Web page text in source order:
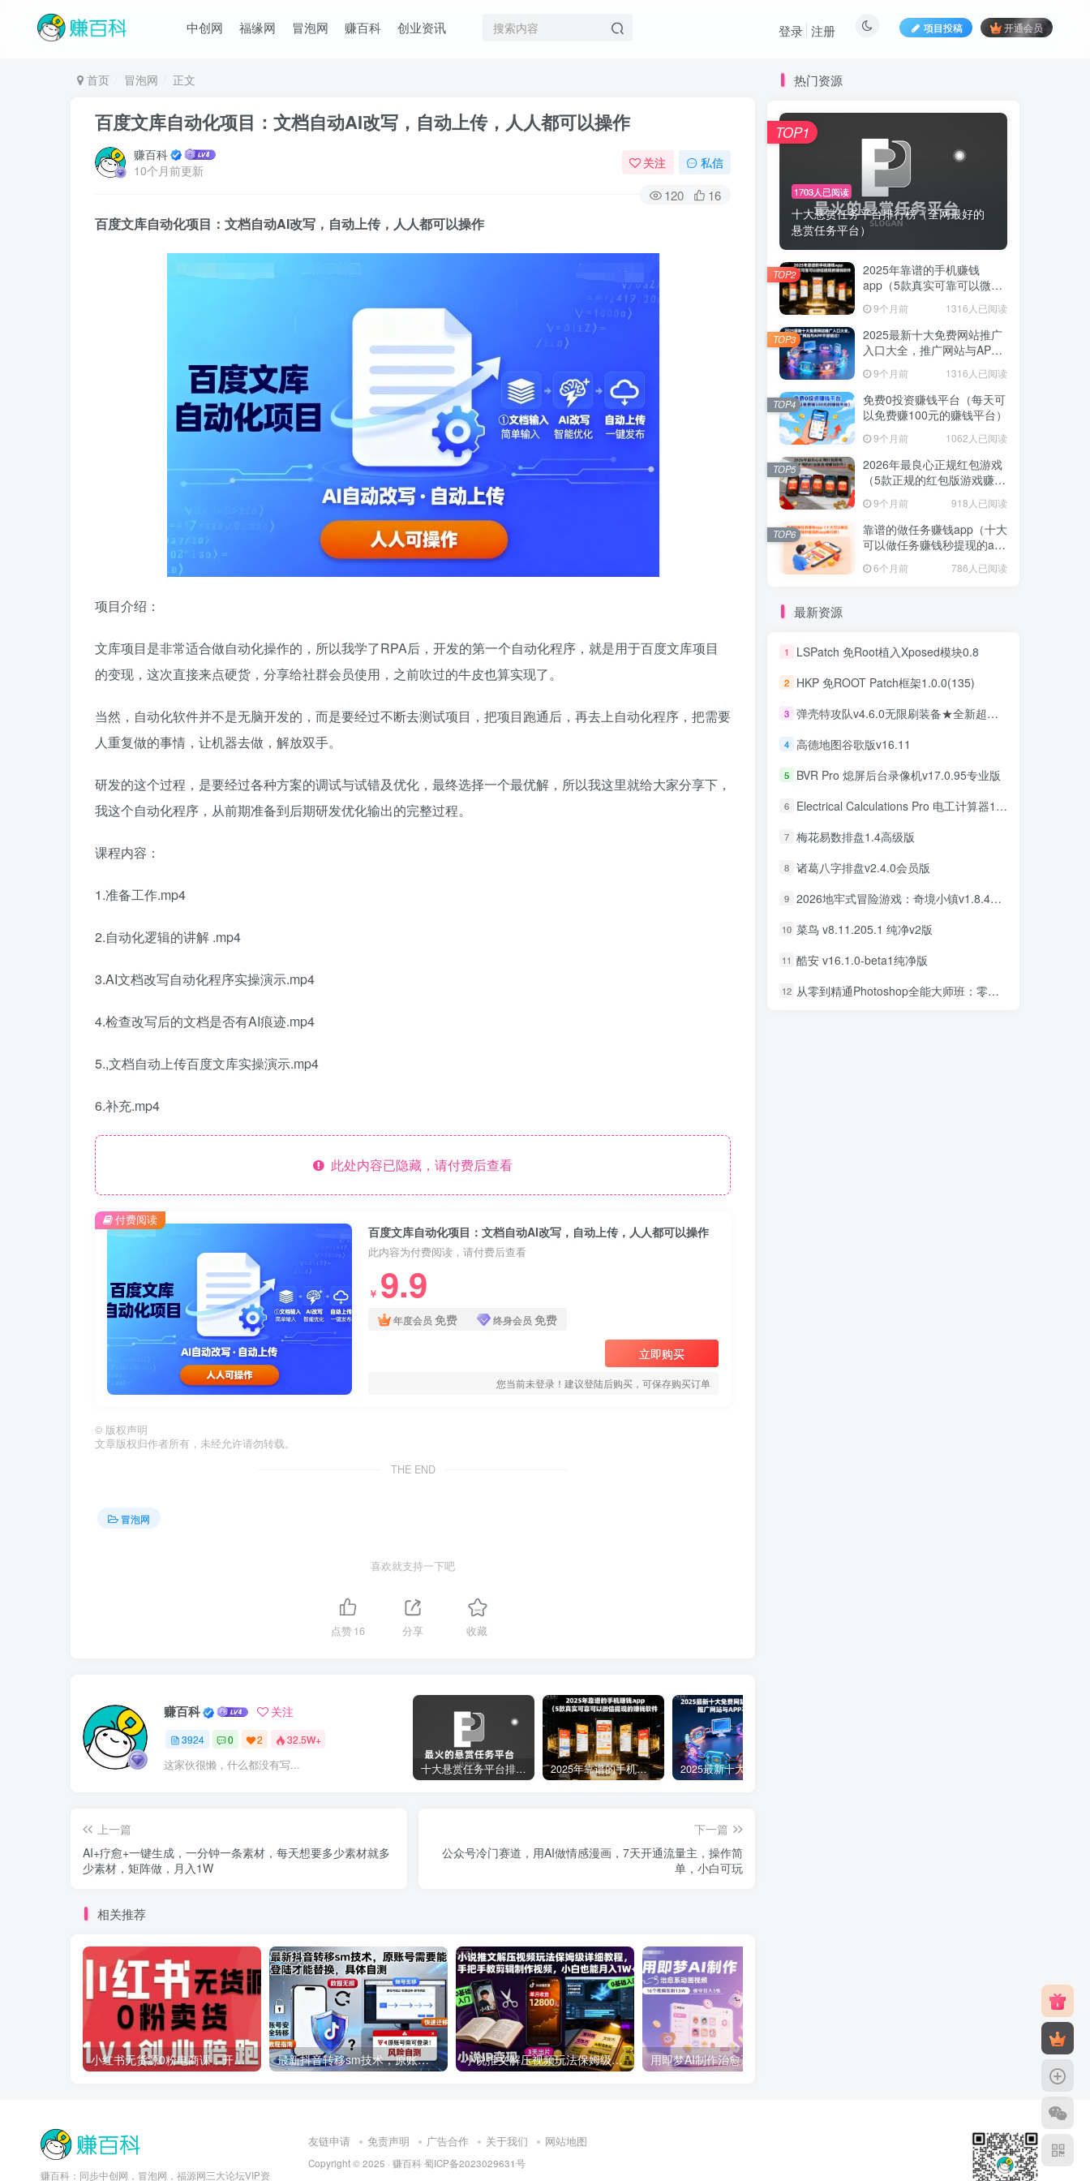
中创网 福缘网 冒泡网 赚百科 创业资讯 项目投稿 开通会员
登录 注册
首页 冒泡网 正文
百度文库自动化项目：文档自动AI改写，自动上传，人人都可以操作
赚百科
10个月前更新
关注 私信
120 16
百度文库自动化项目 ：文档自动AI改写，自动上传，人人都可以操作
项目介绍：
文库项目是非常适合做自动化操作的，所以我学了RPA后，开发的第一个自动化程序，就是用于百度文库项目
的变现，这次直接来点硬货，分享给社群会员使用，之前吹过的牛皮也算实现了。
当然，自动化软件并不是无脑开发的，而是要经过不断去测试项目，把项目跑通后，再去上自动化程序，把需要
人重复做的事情，让机器去做，解放双手。
研发的这个过程，是要经过各种方案的调试与试错及优化，最终选择一个最优解，所以我这里就给大家分享下，
我这个自动化程序，从前期准备到后期研发优化输出的完整过程。
课程内容：
1.准备工作.mp4
2.自动化逻辑的讲解 .mp4
3.AI文档改写自动化程序实操演示.mp4
4.检查改写后的文档是否有AI痕迹.mp4
5.,文档自动上传百度文库实操演示.mp4
6.补充.mp4
此处内容已隐藏，请付费后查看
百度文库自动化项目：文档自动AI改写，自动上传，人人都可以操作
此内容为付费阅读，请付费后查看
￥ 9.9
年度会员 免费 终身会员 免费
立即购买
您当前未登录！建议登陆后购买，可保存购买订单
付费阅读
© 版权声明
文章版权归作者所有，未经允许请勿转载。
THE END
冒泡网
喜欢就支持一下吧
点赞16 分享 收藏
赚百科 关注
3924 0 2 32.5W+
这家伙很懒，什么都没有写... 十大悬赏任务平台排行榜（全网最好的悬赏任务平台） 2025年靠谱的手机赚钱app（5款真实可靠可以微信提现的赚钱软件）
上一篇
AI+疗愈+一键生成，一分钟一条素材，每天想要多少素材就多
少素材，矩阵做，月入1W
下一篇
公众号冷门赛道，用AI做情感漫画，7天开通流量主，操作简
单，小白可玩
相关推荐
小红书无货源0粉电商课，开店准备、选品策略、笔记撰写、视频剪辑、数据分析、账号打造、资料文档(更新26年2月) 最新抖音转移sm技术，原账号需要能登陆才能替换，具体自测 小说推文解压视频玩法保姆级详细教程，手把手教剪辑制作视频，小白也能月入1W+
热门资源
1703人已阅读
十大悬赏任务平台排行榜（全网最好的
悬赏任务平台）
TOP1
2025年靠谱的手机赚钱
app（5款真实可靠可以微信
9个月前 1316人已阅读
TOP2
2025最新十大免费网站推广
入口大全，推广网站与APP
9个月前 1316人已阅读
TOP3
免费0投资赚钱平台（每天可
以免费赚100元的赚钱平台）
9个月前 1062人已阅读
TOP4
2026年最良心正规红包游戏
（5款正规的红包版游戏赚钱
9个月前 918人已阅读
TOP5
靠谱的做任务赚钱app（十大
可以做任务赚钱秒提现的app
6个月前 786人已阅读
TOP6
最新资源
1 LSPatch 免Root植入Xposed模块0.8
2 HKP 免ROOT Patch框架1.0.0(135)
3 弹壳特攻队v4.6.0无限刷装备★全新超爽动作射击割草游戏
4 高德地图谷歌版v16.11
5 BVR Pro 熄屏后台录像机v17.0.95专业版
6 Electrical Calculations Pro 电工计算器11.0.5专业版
7 梅花易数排盘1.4高级版
8 诸葛八字排盘v2.4.0会员版
9 2026地牢式冒险游戏：奇境小镇v1.8.411完美版
10 菜鸟 v8.11.205.1 纯净v2版
11 酷安 v16.1.0-beta1纯净版
12 从零到精通Photoshop全能大师班：零基础学PS，直通商业设计变现
赚百科：同步中创网，冒泡网，福源网三大论坛VIP资
友链申请 免责声明 广告合作 关于我们 网站地图
Copyright © 2025 · 赚百科蜀ICP备2023029631号